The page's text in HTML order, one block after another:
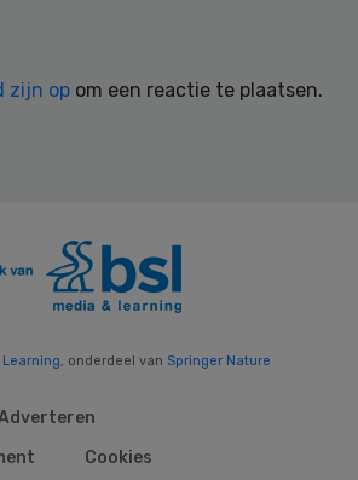
zijn op om een reactie te plaatsen.
, onderdeel van Springer Nature
Cookies